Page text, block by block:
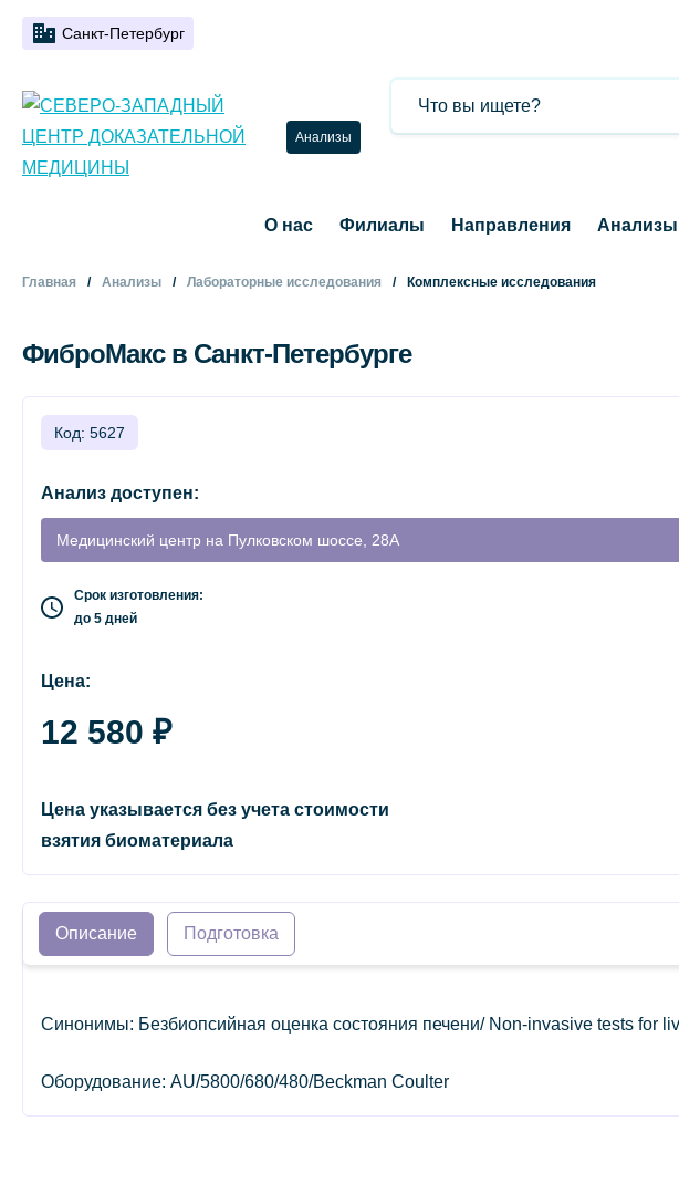
Санкт-Петербург
Анализы
О нас Филиалы Направления Анализы
Главная Анализы Лабораторные исследования Комплексные исследования
ФиброМакс в Санкт-Петербурге
Код: 5627
Анализ доступен:
Медицинский центр на Пулковском шоссе, 28А
Срок изготовления:
до 5 дней
Цена:
12 580 ₽
Цена указывается без учета стоимости
взятия биоматериала
Описание Подготовка
Синонимы: Безбиопсийная оценка состояния печени/ Non-invasive tests for
Оборудование: AU/5800/680/480/Beckman Coulter